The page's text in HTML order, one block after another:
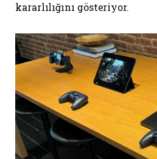
kararlılığını gösteriyor.